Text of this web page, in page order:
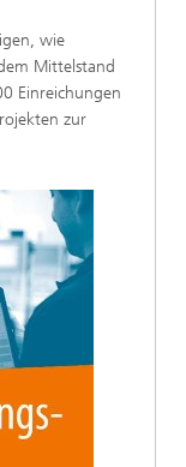
wie
Mittelstand
Einreichungen
zur